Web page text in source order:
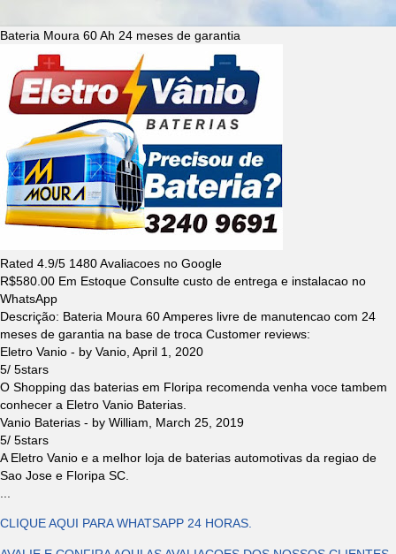
Bateria Moura 60 Ah 24 meses de garantia
Rated 4.9/5 1480Avaliacoes no Google
R$580.00 Em Estoque Consulte custo de entrega e instalacao no
WhatsApp
Descrição: Bateria Moura 60 Amperes livre de manutencao com 24
meses de garantia na base de troca Customer reviews:
Eletro Vanio - by Vanio April 1, 2020
5/ 5stars
O Shopping das baterias em Floripa recomenda venha voce tambem
conhecer a Eletro Vanio Baterias.
Vanio Baterias - by William
March 25, 2019
5/ 5stars
A Eletro Vanio e a melhor loja de baterias automotivas da regiao de
Sao Jose e Floripa SC.
CLIQUE AQUI PARA WHATSAPP 24 HORAS.